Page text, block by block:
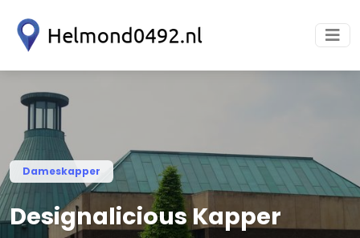
Dameskapper
Designalicious Kapper